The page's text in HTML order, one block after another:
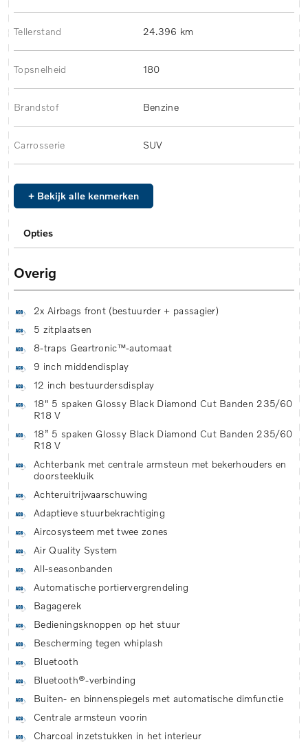
Tellerstand 24.396 km
Topsnelheid 180
Brandstof Benzine
Carrosserie SUV
+ Bekijk alle kenmerken
Opties
Overig
2x Airbags front (bestuurder + passagier)
5 zitplaatsen
8-traps Geartronic™-automaat
9 inch middendisplay
12 inch bestuurdersdisplay
18" 5 spaken Glossy Black Diamond Cut Banden 235/60
R18 V
18” 5 spaken Glossy Black Diamond Cut Banden 235/60
R18 V
Achterbank met centrale armsteun met bekerhouders en
doorsteekluik
Achteruitrijwaarschuwing
Adaptieve stuurbekrachtiging
Aircosysteem met twee zones
Air Quality System
All-seasonbanden
Automatische portiervergrendeling
Bagagerek
Bedieningsknoppen op het stuur
Bescherming tegen whiplash
Bluetooth
Bluetooth®-verbinding
Buiten- en binnenspiegels met automatische dimfunctie
Centrale armsteun voorin
Charcoal inzetstukken in het interieur